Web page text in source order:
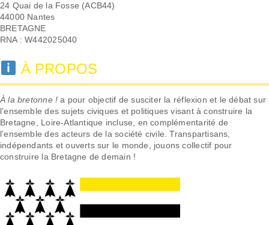
24 Quai de la Fosse (ACB44)
44000 Nantes
BRETAGNE
RNA : W442025040
À PROPOS
À la bretonne ! a pour objectif de susciter la réflexion et le débat sur
l’ensemble des sujets civiques et politiques visant à construire la
Bretagne, Loire-Atlantique incluse, en complémentarité de
l’ensemble des acteurs de la société civile. Transpartisans,
indépendants et ouverts sur le monde, jouons collectif pour
construire la Bretagne de demain !